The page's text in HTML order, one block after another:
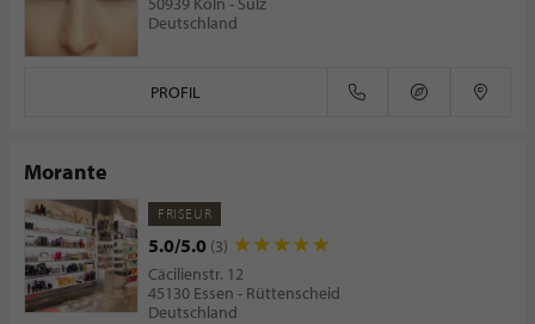
Deutschland
PROFIL
Morante
FRISEUR
5.0/5.0 (3)
Cäcilienstr. 12
45130 Essen - Rüttenscheid
Deutschland